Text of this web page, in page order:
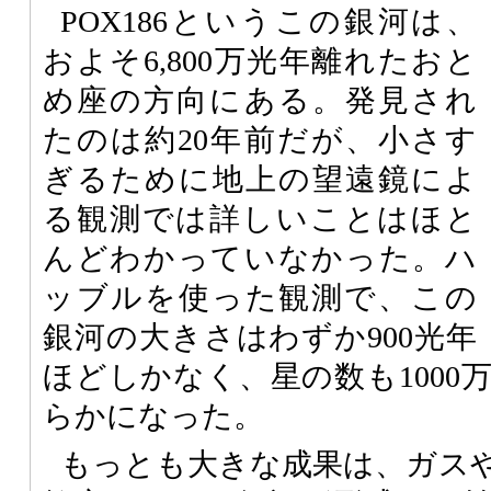
POX186というこの銀河は、
およそ6,800万光年離れたおと
め座の方向にある。発見され
たのは約20年前だが、小さす
ぎるために地上の望遠鏡によ
る観測では詳しいことはほと
んどわかっていなかった。ハ
ッブルを使った観測で、この
銀河の大きさはわずか900光年
ほどしかなく、星の数も1000
らかになった。
もっとも大きな成果は、ガス